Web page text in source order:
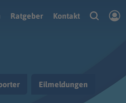
Ratgeber Kontakt
Eilmeldungen